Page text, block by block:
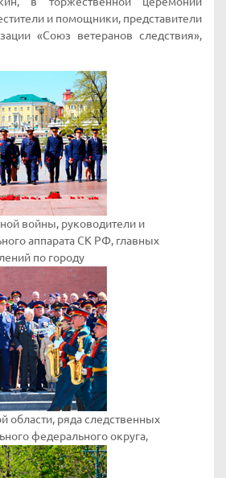
и помощники, представители
«Союз ветеранов следствия»,
войны, руководители и
аппарата СК РФ, главных
по городу
области, ряда следственных
федерального округа,